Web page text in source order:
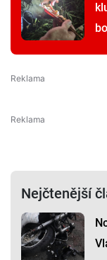
Nejčtenější